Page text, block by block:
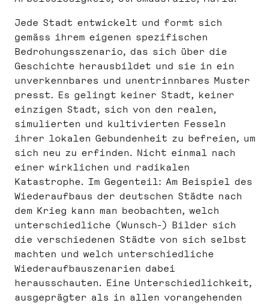
Jede Stadt entwickelt und formt sich
gemäss ihrem eigenen spezifischen
Bedrohungsszenario, das sich über die
Geschichte herausbildet und sie in ein
unverkennbares und unentrinnbares Muster
presst. Es gelingt keiner Stadt, keiner
einzigen Stadt, sich von den realen,
simulierten und kultivierten Fesseln
ihrer lokalen Gebundenheit zu befreien, um
sich neu zu erfinden. Nicht einmal nach
einer wirklichen und radikalen
Katastrophe. Im Gegenteil: Am Beispiel des
Wiederaufbaus der deutschen Städte nach
dem Krieg kann man beobachten, welch
unterschiedliche (Wunsch-) Bilder sich
die verschiedenen Städte von sich selbst
machten und welch unterschiedliche
Wiederaufbauszenarien dabei
herausschauten. Eine Unterschiedlichkeit,
ausgeprägter als in allen vorangehenden